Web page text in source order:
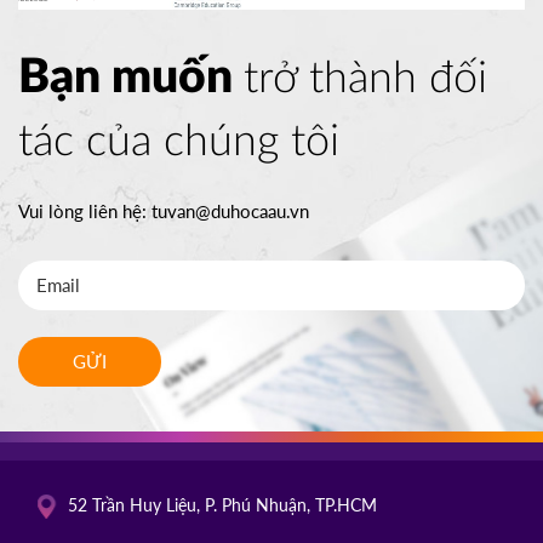
Bạn muốn trở thành đối
tác của chúng tôi
Vui lòng liên hệ:tuvan@duhocaau.vn
GỬI
52 Trần Huy Liệu, P. Phú Nhuận, TP.HCM